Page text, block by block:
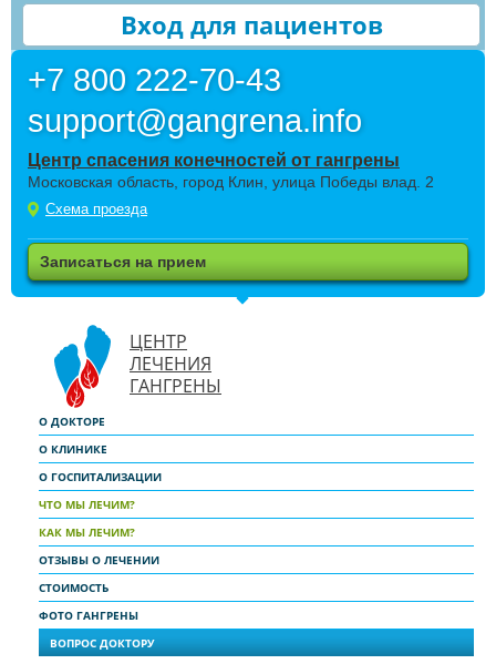
Вход для пациентов
+7 800 222-70-43
support@gangrena.info
Центр спасения конечностей от гангрены
Московская область, город Клин, улица Победы влад. 2
Схема проезда
Записаться на прием
ЦЕНТР
ЛЕЧЕНИЯ
ГАНГРЕНЫ
О ДОКТОРЕ
О КЛИНИКЕ
О ГОСПИТАЛИЗАЦИИ
ЧТО МЫ ЛЕЧИМ?
КАК МЫ ЛЕЧИМ?
ОТЗЫВЫ О ЛЕЧЕНИИ
СТОИМОСТЬ
ФОТО ГАНГРЕНЫ
ВОПРОС ДОКТОРУ